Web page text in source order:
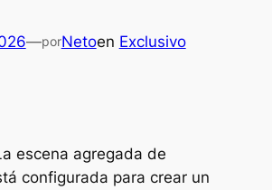
—porNetoen Exclusivo
escena agregada de
configurada para crear un